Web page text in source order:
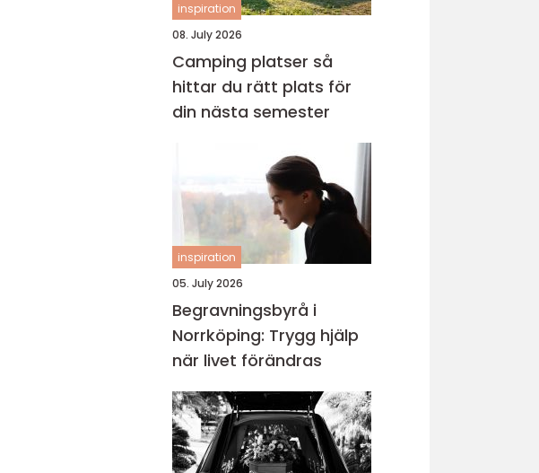
inspiration
08. July 2026
Camping platser så
hittar du rätt plats för
din nästa semester
inspiration
05. July 2026
Begravningsbyrå i
Norrköping: Trygg hjälp
när livet förändras